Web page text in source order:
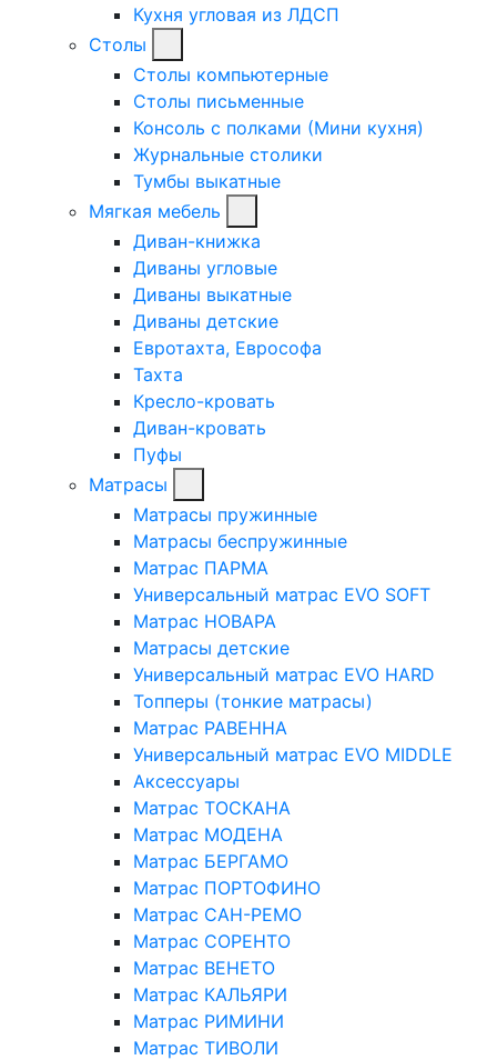
Кухня угловая из ЛДСП
Столы
Столы компьютерные
Столы письменные
Консоль с полками (Мини кухня)
Журнальные столики
Тумбы выкатные
Мягкая мебель
Диван-книжка
Диваны угловые
Диваны выкатные
Диваны детские
Евротахта, Еврософа
Тахта
Кресло-кровать
Диван-кровать
Пуфы
Матрасы
Матрасы пружинные
Матрасы беспружинные
Матрас ПАРМА
Универсальный матрас EVO SOFT
Матрас НОВАРА
Матрасы детские
Универсальный матрас EVO HARD
Топперы (тонкие матрасы)
Матрас РАВЕННА
Универсальный матрас EVO MIDDLE
Аксессуары
Матрас ТОСКАНА
Матрас МОДЕНА
Матрас БЕРГАМО
Матрас ПОРТОФИНО
Матрас САН-РЕМО
Матрас СОРЕНТО
Матрас ВЕНЕТО
Матрас КАЛЬЯРИ
Матрас РИМИНИ
Матрас ТИВОЛИ